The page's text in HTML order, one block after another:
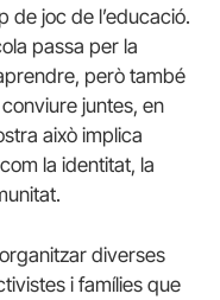
de joc de l’educació.
passa per la
però també
juntes, en
això implica
la identitat, la
diverses
i famílies que